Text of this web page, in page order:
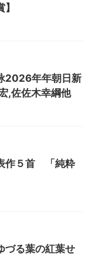
2026年年朝日新
,佐佐木幸綱他
作５首 「純粋
づる葉の紅葉せ